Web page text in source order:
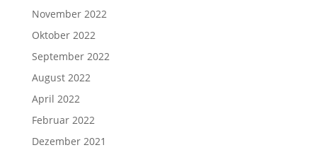
November 2022
Oktober 2022
September 2022
August 2022
April 2022
Februar 2022
Dezember 2021